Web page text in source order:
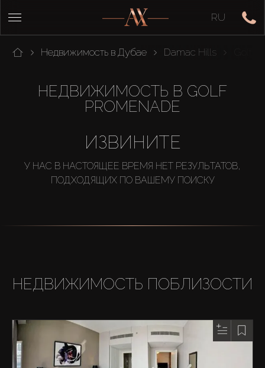
RU
Недвижимость в Дубае Damac Hills
НЕДВИЖИМОСТЬ В GOLF
PROMENADE
ИЗВИНИТЕ
У НАС В НАСТОЯЩЕЕ ВРЕМЯ НЕТ РЕЗУЛЬТАТОВ,
ПОДХОДЯЩИХ ПО ВАШЕМУ ПОИСКУ
НЕДВИЖИМОСТЬ ПОБЛИЗОСТИ